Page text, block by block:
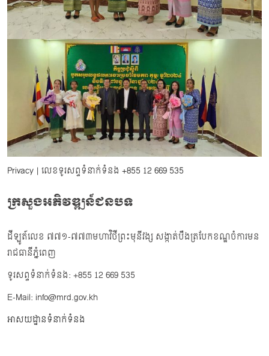
Privacy | លេខទូរសព្ទទំនាក់ទំនង +855 12 669 535
ក្រសួងអភិវឌ្ឍន៍ជនបទ
ដីឡូត៍លេខ ៧៧១-៧៧៣មហាវិថីព្រះមុនីវង្ស សង្កាត់បឹងត្របែកខណ្ឌចំការមន
រាជធានីភ្នំពេញ
ទូរសព្ទទំនាក់ទំនង: +855 12 669 535
E-Mail: info@mrd.gov.kh
អាសយដ្ឋានទំនាក់ទំនង